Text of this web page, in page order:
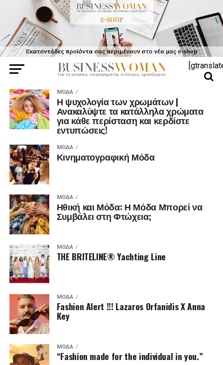
ΜΌΔΑ
Η ψυχολογία των χρωμάτων |
Ανακαλύψτε τα κατάλληλα χρώματα
για κάθε περίσταση και κερδίστε
εντυπώσεις!
ΜΌΔΑ
Κινηματογραφική Μόδα
ΜΌΔΑ
Ηθική και Μόδα: Η Μόδα Μπορεί να
Συμβάλει στη Φτώχεια;
ΜΌΔΑ
THE BRITELINE® Yachting Line
ΜΌΔΑ
Fashion Alert !!! Lazaros Orfanidis X Anna
Key
ΜΌΔΑ
“Fashion made for the individual in you.”